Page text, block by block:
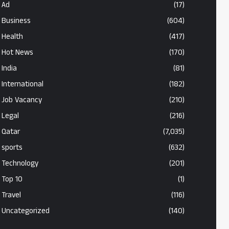
Ad
(17)
Business
(604)
Health
(417)
Hot News
(170)
India
(81)
International
(182)
Job Vacancy
(210)
Legal
(216)
Qatar
(7,035)
sports
(632)
Technology
(201)
Top 10
(1)
Travel
(116)
Uncategorized
(140)